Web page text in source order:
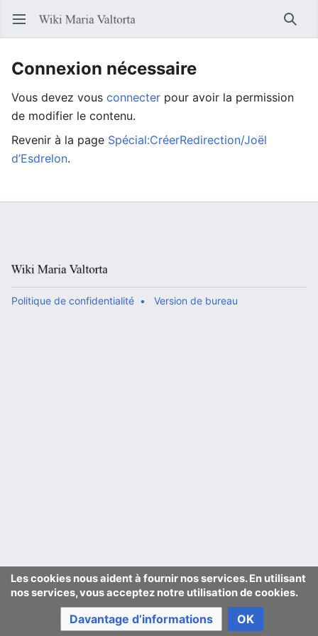
Ouvrir le menu principal
Connexion nécessaire
Vous devez vous connecter pour avoir la permission
de modifier le contenu.
Revenir à la page Spécial:CréerRedirection/Joël
d’Esdrelon.
Les cookies nous aident à fournir nos services. En utilisant
nos services, vous acceptez notre utilisation de cookies.
Davantage d’informations OK
Politique de confidentialité Version de bureau